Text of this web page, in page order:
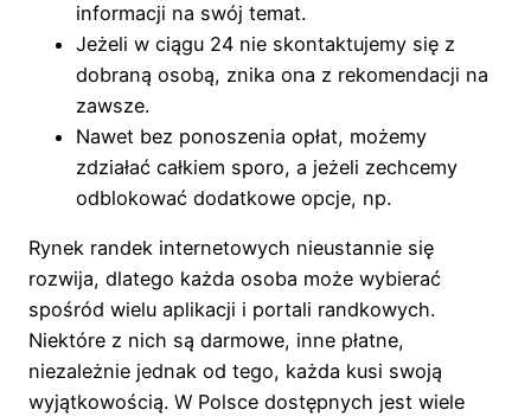
informacji na swój temat.
Jeżeli w ciągu 24 nie skontaktujemy się z
dobraną osobą, znika ona z rekomendacji na
zawsze.
Nawet bez ponoszenia opłat, możemy
zdziałać całkiem sporo, a jeżeli zechcemy
odblokować dodatkowe opcje, np.
Rynek randek internetowych nieustannie się
rozwija, dlatego każda osoba może wybierać
spośród wielu aplikacji i portali randkowych.
Niektóre z nich są darmowe, inne płatne,
niezależnie jednak od tego, każda kusi swoją
wyjątkowością. W Polsce dostępnych jest wiele